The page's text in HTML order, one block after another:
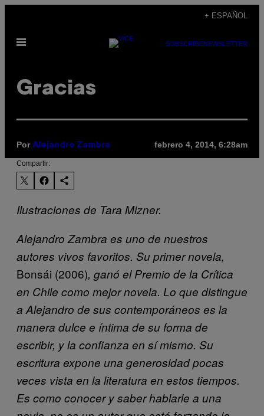
contenido
+ ESPAÑOL
Abrir
SUBSCRIBENEWSLETTER
Gracias
Por Alejandro Zambra febrero 4, 2014, 6:28am
Compartir:
Ilustraciones de Tara Mizner.
Alejandro Zambra es uno de nuestros
autores vivos favoritos. Su primer novela,
Bonsái (2006), ganó el Premio de la Crítica
en Chile como mejor novela. Lo que distingue
a Alejandro de sus contemporáneos es la
manera dulce e íntima de su forma de
escribir, y la confianza en sí mismo. Su
escritura expone una generosidad pocas
veces vista en la literatura en estos tiempos.
Es como conocer y saber hablarle a una